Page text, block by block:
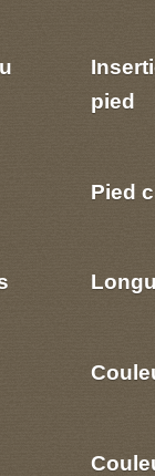
pied
Pied